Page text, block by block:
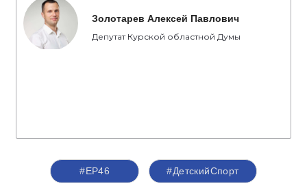
Золотарев Алексей Павлович
Депутат Курской областной Думы
#ЕР46 #ДетскийСпорт